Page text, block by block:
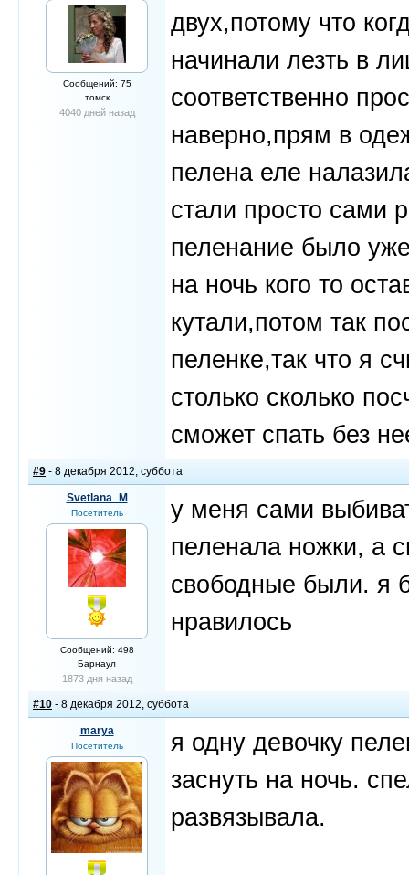
Сообщений: 75
томск
4040 дней назад
двух,потому что
начинали лезть в
соответственно
наверно,прям в
пелена еле
стали просто сами
пеленание было
на ночь кого то
кутали,потом так
пеленке,так что я
столько сколько
сможет спать без
#9 - 8 декабря 2012, суббота
Svetlana_M
Посетитель
Сообщений: 498
Барнаул
1873 дня назад
у меня сами
пеленала ножки, а
свободные были. я
нравилось
#10 - 8 декабря 2012, суббота
marya
Посетитель
я одну девочку
заснуть на ночь.
развязывала.